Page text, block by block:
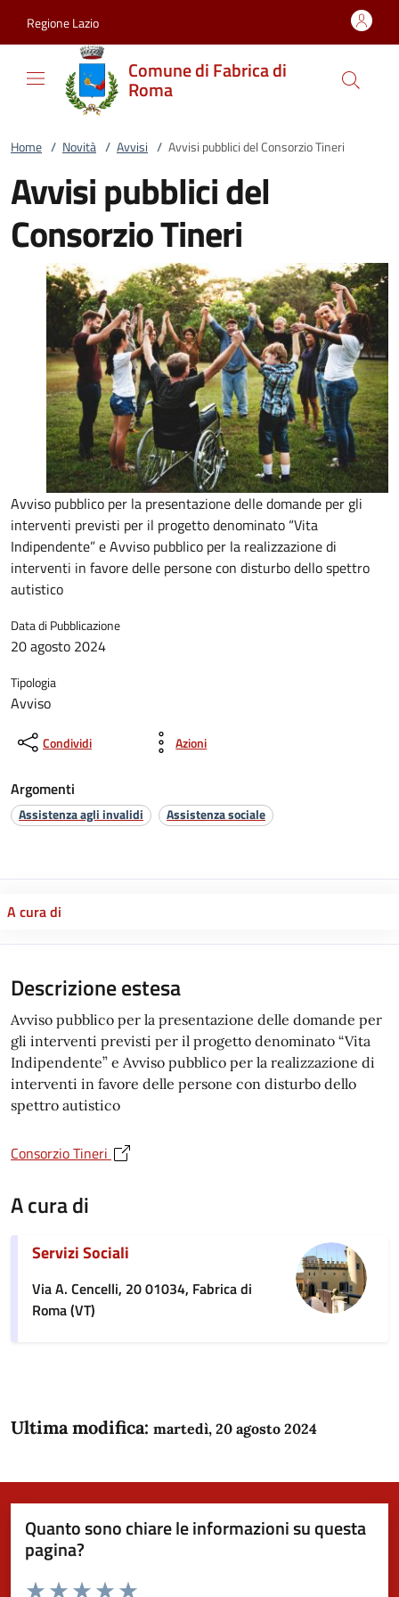
Regione Lazio
Comune di Fabrica di
Roma
Home / Novità / Avvisi / Avvisi pubblici del Consorzio Tineri
Avvisi pubblici del
Consorzio Tineri
Avviso pubblico per la presentazione delle domande per gli
interventi previsti per il progetto denominato “Vita
Indipendente” e Avviso pubblico per la realizzazione di
interventi in favore delle persone con disturbo dello spettro
autistico
Data di Pubblicazione
20 agosto 2024
Tipologia
Avviso
Condividi Azioni
Argomenti
Assistenza agli invalidi Assistenza sociale
A cura di
Descrizione estesa
Avviso pubblico per la presentazione delle domande per
gli interventi previsti per il progetto denominato “Vita
Indipendente” e Avviso pubblico per la realizzazione di
interventi in favore delle persone con disturbo dello
spettro autistico
Consorzio Tineri
A cura di
Servizi Sociali
Via A. Cencelli, 20 01034, Fabrica di
Roma (VT)
Ultima modifica: martedì, 20 agosto 2024
Quanto sono chiare le informazioni su questa
pagina?
Domanda
Valuta da 1 a 5 stelle la pagina